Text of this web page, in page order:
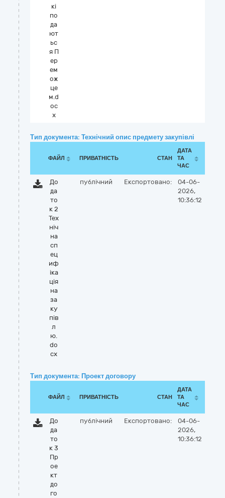
кі
по
да
ют
ьс
я П
ер
ем
ож
це
м.d
oc
x
Тип документа: Технічний опис предмету закупівлі
ФАЙЛ ПРИВАТНІСТЬ СТАН
ДАТА
ТА
ЧАС
До
да
то
к 2
Тех
ніч
на
сп
ец
иф
іка
ція
на
за
ку
пів
л
ю.
do
cx
публічний Експортовано:
04-06-
2026,
10:36:12
Тип документа: Проект договору
ФАЙЛ ПРИВАТНІСТЬ СТАН
ДАТА
ТА
ЧАС
До
да
то
к 3
Пр
ое
кт
до
го
публічний Експортовано:
04-06-
2026,
10:36:12